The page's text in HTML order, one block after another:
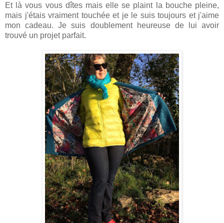
Et là vous vous dîtes mais elle se plaint la bouche pleine,
mais j'étais vraiment touchée et je le suis toujours et j'aime
mon cadeau. Je suis doublement heureuse de lui avoir
trouvé un projet parfait.